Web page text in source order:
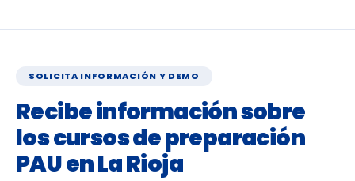
SOLICITA INFORMACIÓN Y DEMO
Recibe información sobre
los cursos de preparación
PAU en La Rioja